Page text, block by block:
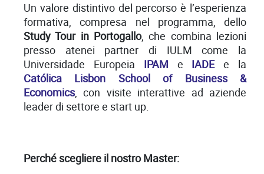
Un valore distintivo del percorso è l’esperienza
formativa, compresa nel programma, dello
Study Tour in Portogallo, che combina lezioni
presso atenei partner di IULM come la
Universidade Europeia IPAM e IADEe la
Católica Lisbon School of Business &
Economics, con visite interattive ad aziende
leader di settore e start up.
Perché scegliere il nostro Master: